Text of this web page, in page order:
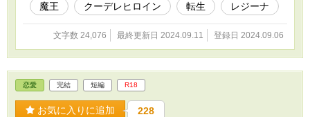
魔王
クーデレヒロイン 転生 レジーナ
文字数 24,076 最終更新日 2024.09.11 登録日 2024.09.06
恋愛 完結 短編 R18
お気に入りに追加 228